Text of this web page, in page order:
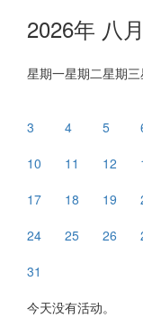
2026年 八月
星期一星期二星期三
3
4 5
10
11 12
17
18 19
24
25 26
31
今天没有活动。